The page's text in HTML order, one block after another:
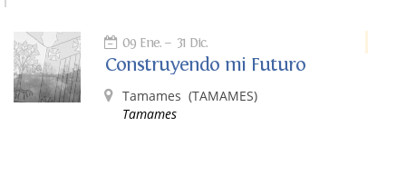
09 Ene. 31 Dic.
Construyendo mi Futuro
Tamames (TAMAMES)
Tamames